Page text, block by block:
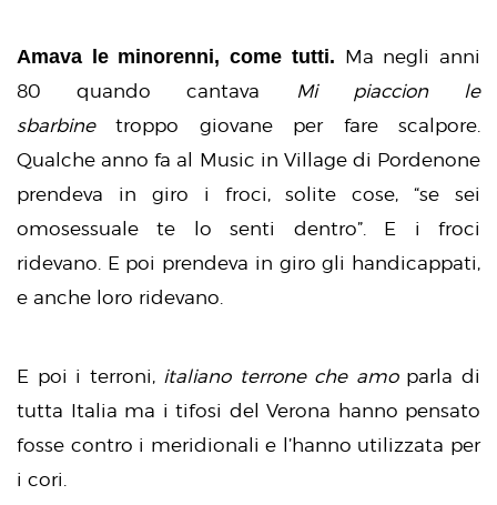
Amava le minorenni, come tutti. Ma negli anni
80 quando cantava Mi piaccion le
sbarbinetroppo giovane per fare scalpore.
Qualche anno fa al Music in Village di Pordenone
prendeva in giro i froci, solite cose, “se sei
omosessuale te lo senti dentro”. E i froci
ridevano. E poi prendeva in giro gli handicappati,
e anche loro ridevano.
E poi i terroni, italiano terrone che amoparla di
tutta Italia ma i tifosi del Verona hanno pensato
fosse contro i meridionali e l’hanno utilizzata per
i cori.